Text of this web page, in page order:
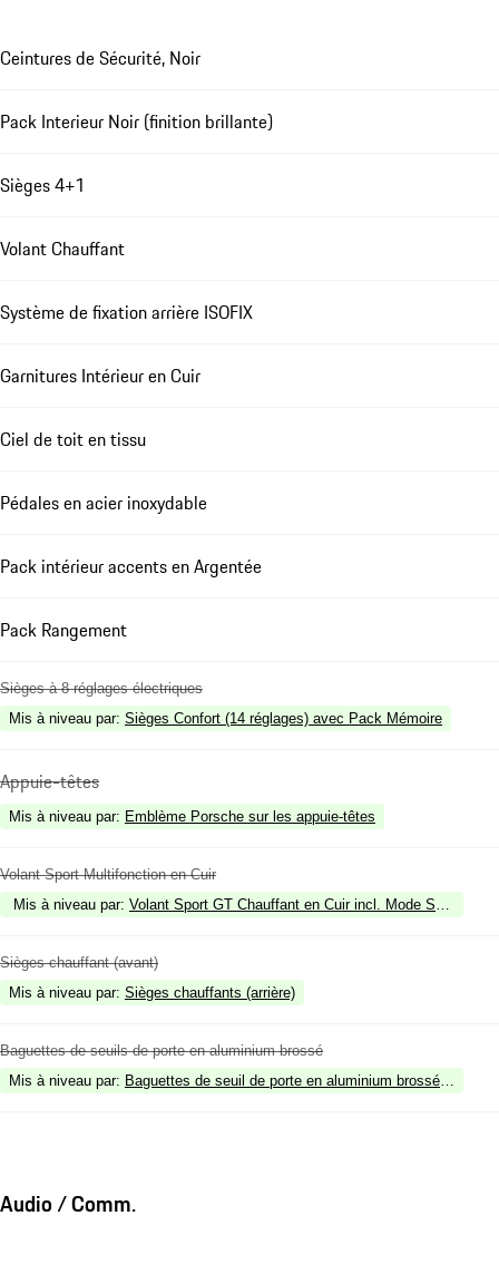
Ceintures de Sécurité, Noir
Pack Interieur Noir (finition brillante)
Sièges 4+1
Volant Chauffant
Système de fixation arrière ISOFIX
Garnitures Intérieur en Cuir
Ciel de toit en tissu
Pédales en acier inoxydable
Pack intérieur accents en Argentée
Pack Rangement
Sièges à 8 réglages électriques
Mis à niveau par: Sièges Confort (14 réglages) avec Pack Mémoire
Appuie-têtes
Mis à niveau par: Emblème Porsche sur les appuie-têtes
Volant Sport Multifonction en Cuir
Mis à niveau par: Volant Sport GT Chauffant en Cuir incl. Mode Switch
Sièges chauffant (avant)
Mis à niveau par: Sièges chauffants (arrière)
Baguettes de seuils de porte en aluminium brossé
Mis à niveau par: Baguettes de seuil de porte en aluminium brossé noir,
Audio / Comm.